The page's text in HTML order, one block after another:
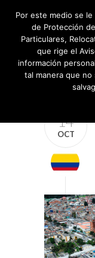
14
OCT
Por este medio se
de Protección
Particulares,
que rige el
información
tal manera que